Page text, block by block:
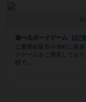
遊べるボードゲーム
187個
三重県松阪市小津町に新
ドゲームをご用意してお
様で...